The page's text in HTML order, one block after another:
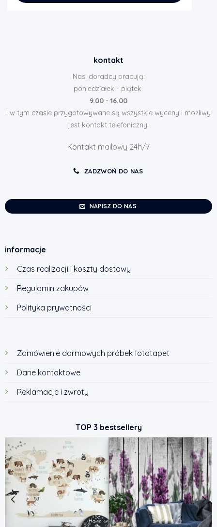
kontakt
Nasi doradcy pracują:
poniedziałek - piątek
9.00 - 16.00
i w tym czasie przygotowywane są wszystkie wyceny i możliwy
jest kontakt telefoniczny.
Kontakt mailowy 24h/7
ZADZWOŃ DO NAS
NAPISZ DO NAS
informacje
Czas realizacji i koszty dostawy
Regulamin zakupów
Polityka prywatności
Zamówienie darmowych próbek fototapet
Dane kontaktowe
Reklamacje i zwroty
TOP 3 bestsellery